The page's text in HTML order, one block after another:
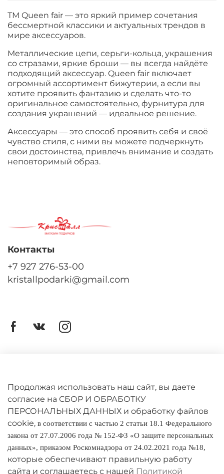
ТМ Queen fair — это яркий пример сочетания
бессмертной классики и актуальных трендов в
мире аксессуаров.
Металлические цепи, серьги-кольца, украшения
со стразами, яркие броши — вы всегда найдёте
подходящий аксессуар. Queen fair включает
огромный ассортимент бижутерии, а если вы
хотите проявить фантазию и сделать что-то
оригинальное самостоятельно, фурнитура для
создания украшений — идеальное решение.
Аксессуары — это способ проявить себя и своё
чувство стиля, с ними вы можете подчеркнуть
свои достоинства, привлечь внимание и создать
неповторимый образ.
Оферта
Политика конфиденциальности
Оплата и доставка
Условия обмена и возврата
Реквизиты
Контакты
+7 927 276-53-00
kristallpodarki@gmail.com
Продолжая использовать наш сайт, вы даете
согласие на СБОР И ОБРАБОТКУ
ПЕРСОНАЛЬНЫХ ДАННЫХ и обработку файлов
cookie, в соответствии с частью 2 статьи 18.1 Федерального
закона от 27.07.2006 года № 152-ФЗ «О защите персональных
данных», приказом Роскомнадзора от 24.02.2021 года №18,
которые обеспечивают правильную работу
сайта и соглашаетесь с нашей Политикой